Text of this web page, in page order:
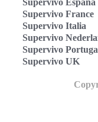
Supervivo España
Supervivo France
Supervivo Italia
Supervivo
Supervivo
Supervivo UK